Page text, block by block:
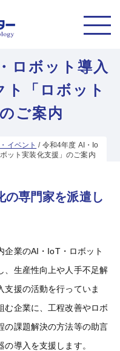
ロボット導入
ト「ロボット
ご案内
イベント / 令和4年度 AI・Io
ット実装化支援」のご案内
の専門家を派遣し
業のAI・IoT・ロボット
、生産性向上や人手不足解
支援の活動を行っていま
む企業に、工程改善やロボ
の課題解決の方法等の助言
導入を支援します。